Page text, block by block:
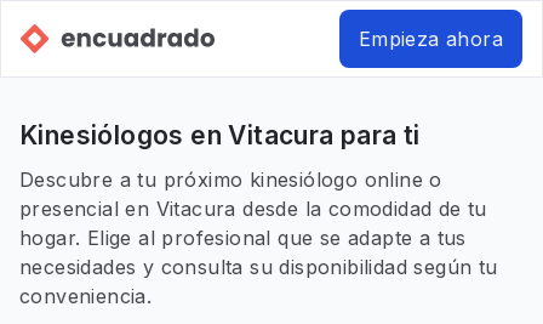
Empieza ahora
Kinesiólogos en Vitacura para ti
Descubre a tu próximo kinesiólogo online o
presencial en Vitacura desde la comodidad de tu
hogar. Elige al profesional que se adapte a tus
necesidades y consulta su disponibilidad según tu
conveniencia.